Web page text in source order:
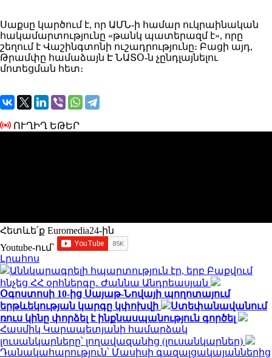
Սաքսը կարծում է, որ ԱՄՆ-ի համար ուկրաինական
հակամարտությունը «թանկ պատերազմ է», որը
շեղում է Վաշինգտոնի ուշադրությունը։ Բացի այդ,
Թրամփը համաձայն Է ՆԱՏՕ-ն չընդլայնելու
մոտեցման հետ։
ՈՒՂԻՂ ԵԹԵՐ
Հետևե՛ք Euromedia24-ին
Youtube-ում`
Լրահոս
Աննկարագրելի հպարտություն էր, երբ Բաքվում
հնչեց ՀՀ օրհներգը․ Ժաննա Անդրեասյան
Օգոստոսի 10-ից Սայաթ-Նովայի պողոտայում
երթևեկության կարգը կփոխվի
Ստեփանավանում
ռուս կինը փորձել է ինքնասպանություն գործել
Հասմիկ Կարապետյանի համարձակ
լուսանկարները՝ լողավազանից (լուսանկարներ)
Դանակահարություն՝ Մասիսի գազալցակայաններից